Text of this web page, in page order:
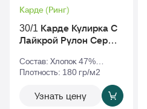
Карде (Ринг)
30/1 Карде Кулирка С
Лайкрой Рулон Серый-
Состав: Хлопок 47%
Полиэстер 47% Эластан
Плотность: 180 гр/м2
Узнать цену